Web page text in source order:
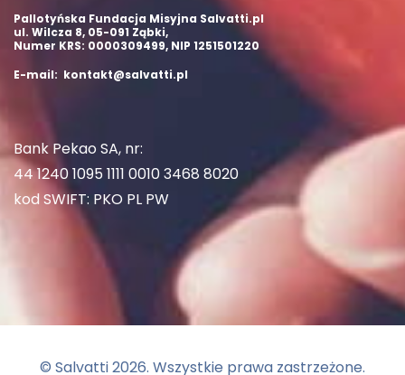
Pallotyńska Fundacja Misyjna Salvatti.pl
ul. Wilcza 8, 05-091 Ząbki,
Numer KRS: 0000309499, NIP 1251501220
E-mail: kontakt@salvatti.pl
Bank Pekao SA, nr:
44 1240 1095 1111 0010 3468 8020
kod SWIFT: PKO PL PW
© Salvatti2026. Wszystkie prawa zastrzeżone.